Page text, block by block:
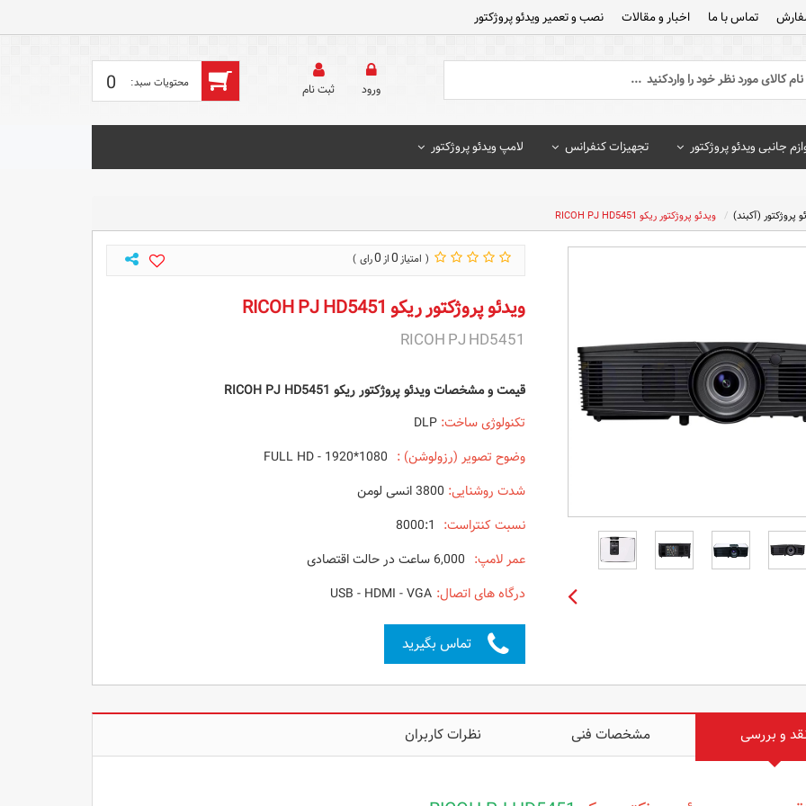
تماس با ما اخبار و مقالات نصب و تعمیر ویدئو پروژکتور
0 ورود ثبت‌ نام
جانبی ویدئو پروژکتور تجهیزات کنفرانس لامپ ویدئو پروژکتور
پروژکتور (آکبند) ویدئو پروژکتور ریکو RICOH PJ HD5451
0
0
ویدئو پروژکتور ریکو RICOH PJ HD5451
RICOH PJ HD5451
قیمت و مشخصات ویدئو پروژکتور ریکو RICOH PJ HD5451
تکنولوژی ساخت: DLP
وضوح تصویر (رزولوشن) : FULL HD - 1920*1080
شدت روشنایی:
نسبت کنتراست:
عمر لامپ:
درگاه های اتصال:USB - HDMI - VGA
تماس بگیرید
و بررسی مشخصات فنی نظرات کاربران